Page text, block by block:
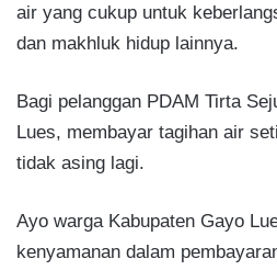
air yang cukup untuk
dan makhluk hidup lainnya.
Bagi pelanggan PDAM Tirta
Lues, membayar tagihan air
tidak asing lagi.
Ayo warga Kabupaten Gayo
kenyamanan dalam